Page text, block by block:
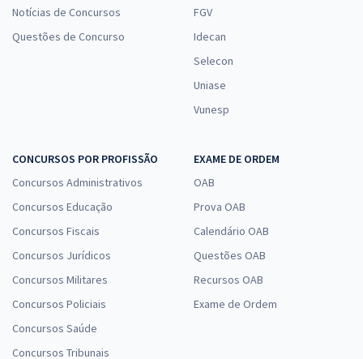
Notícias de Concursos
Questões de Concurso
FGV
Idecan
Selecon
Uniase
Vunesp
CONCURSOS POR PROFISSÃO
Concursos Administrativos
Concursos Educação
Concursos Fiscais
Concursos Jurídicos
Concursos Militares
Concursos Policiais
Concursos Saúde
Concursos Tribunais
EXAME DE ORDEM
OAB
Prova OAB
Calendário OAB
Questões OAB
Recursos OAB
Exame de Ordem